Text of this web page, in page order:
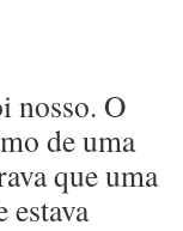
nosso. O
de uma
que uma
estava